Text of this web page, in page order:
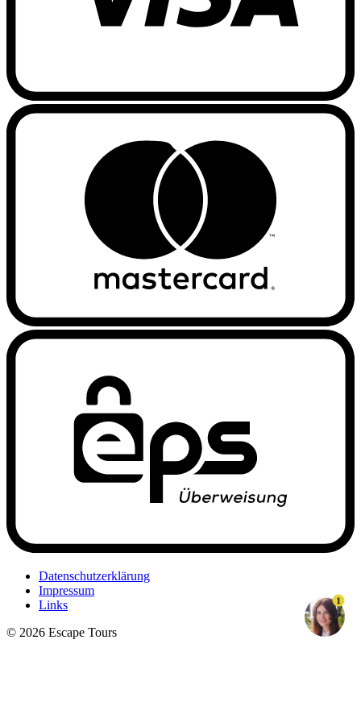
Datenschutzerklärung
Impressum
Links
© 2026 Escape Tours
1